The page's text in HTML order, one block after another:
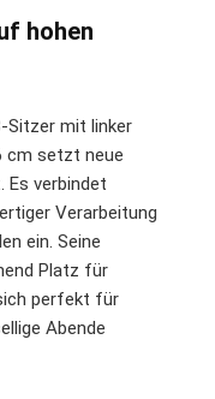
hohen
Sitzer mit linker
cm setzt neue
Es verbindet
Verarbeitung
ein. Seine
Platz für
perfekt für
Abende